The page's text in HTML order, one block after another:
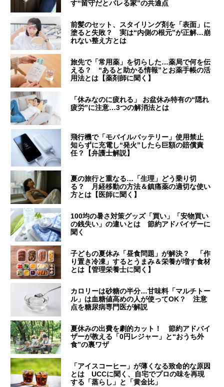
す“留守だとバレる家”の共通点
前髪のセット、スタイリング剤を「表面」に
塗ると失敗？ 実は“内側の根元”が正解…崩
れない整え方とは
旅先で「常用薬」を切らした…薬局で何を伝
える？ “あると助かる情報”とお薬手帳の活
用法とは【薬剤師に聞く】
「休みなのに疲れる」 お盆休み特有の“隠れ
疲労”に注意…3つの解消法とは
飛行機で「モバイルバッテリー」使用禁止
知らずに充電し“発火”したら巨額の賠償責
任？【弁護士解説】
夏の旅行と重なる…「生理」どう乗り切
る？ 月経移動の方法＆鎮痛薬の適切な使い
方とは【医師に聞く】
100均の暑さ対策グッズ「買い」「安物買い
の銭失い」の違いとは 節約アドバイザーに
聞く
子どもの夏休み「昼食問題」が解決？ 「作
り置き冷凍」するとうまみ＆栄養が増す食材
とは【管理栄養士に聞く】
カロリーは砂糖の半分…甘味料「マルチトー
ル」は血糖値高めの人が使ってOK？ 注意
点を糖尿病専門医が解説
夏休みの出費を劇的カット！ 節約アドバイ
ザーが教える「0円レジャー」と“おうち外
食”の裏ワザ
「アイスコーヒー」が薄くなる致命的な原因
とは UCCに聞く、自宅でプロの味を再現
する「蒸らし」と「黄金比」